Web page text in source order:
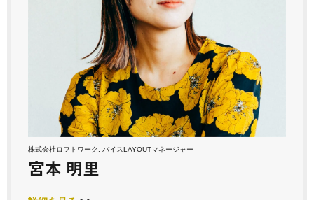
株式会社ロフトワーク, バイスLAYOUTマネージャー
宮本 明里